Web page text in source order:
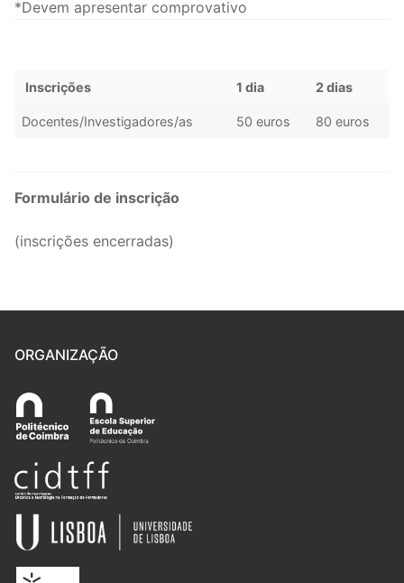
*Devem apresentar comprovativo
Inscrições 1 dia 2 dias
Docentes/Investigadores/as 50 euros 80 euros
Formulário de inscrição
(inscrições encerradas)
ORGANIZAÇÃO